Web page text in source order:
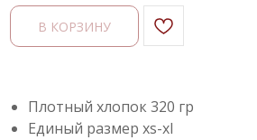
В КОРЗИНУ
Плотный хлопок 320 гр
Единый размер xs-xl